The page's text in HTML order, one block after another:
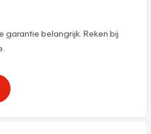
garantie belangrijk. Reken bij